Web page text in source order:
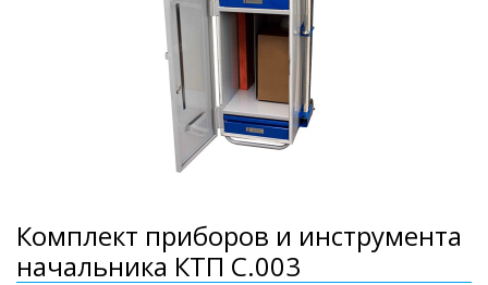
Комплект приборов и инструмента
начальника КТП C.003